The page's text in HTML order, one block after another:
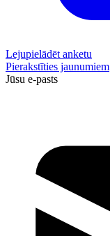
Lejupielādēt anketu
Pierakstīties jaunumiem
Jūsu e-pasts